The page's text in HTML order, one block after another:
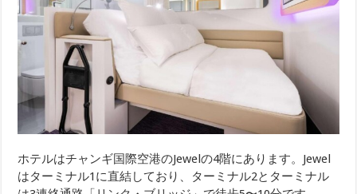
ホテルはチャンギ国際空港のJewelの4階にあります。Jewel
はターミナル1に直結しており、ターミナル2とターミナル